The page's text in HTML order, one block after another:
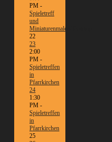
PM -
Spieletreff
und
Miniaturenmalen/Tabletop
22
23
2:00
PM -
Spieletreffen
in
Pfarrkirchen
24
1:30
PM -
Spieletreffen
in
Pfarrkirchen
25